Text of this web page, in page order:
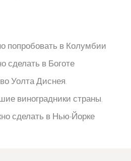
попробовать в Колумбии
сделать в Боготе
Уолта Диснея.
виноградники страны.
сделать в Нью-Йорке